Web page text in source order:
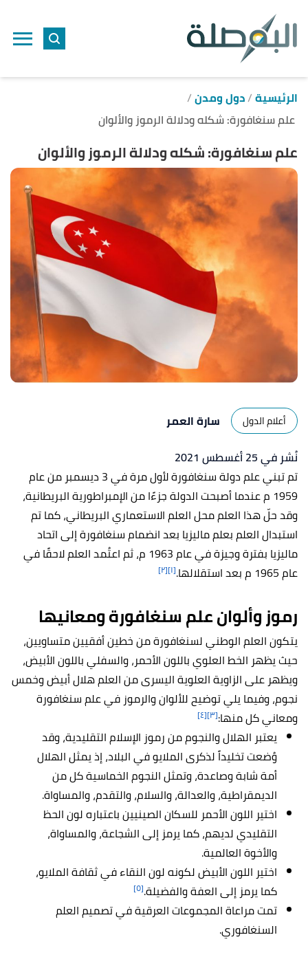
الرئيسية دول ومدن
علم سنغافورة: شكله ودلالة الرموز والألوان
علم سنغافورة: شكله ودلالة الرموز والألوان
أعلام الدول
سارة العمر
نُشر في 25 أغسطس 2021
تم تبني علم دولة سنغافورة لأول مرة في 3 ديسمبر من عام
1959 م عندما أصبحت الدولة جزءًا من الإمبراطورية البريطانية،
وقد حلّ هذا العلم محل العلم الاستعماري البريطاني، كما تم
استبدال العلم بعلم ماليزيا بعد انضمام سنغافورة إلى اتحاد
ماليزيا بفترة وجيزة في عام 1963 م، ثم اعتُمد العلم لاحقًا في
عام 1965 م بعد استقلالها.
[١] [٢]
رموز وألوان علم سنغافورة ومعانيها
يتكون العلم الوطني لسنغافورة من خطين أفقيين متساويين،
حيث يظهر الخط العلوي باللون الأحمر، والسفلي باللون الأبيض،
ويظهر على الزاوية العلوية اليسرى من العلم هلال أبيض وخمس
نجوم، وفيما يلي توضيح للألوان والرموز في علم سنغافورة
ومعاني كل منها:[٣] [٤]
يعتبر الهلال والنجوم من رموز الإسلام التقليدية، وقد
وُضعت تخليداً لذكرى الملايو في البلاد، إذ يمثل الهلال
أمة شابة وصاعدة، وتمثل النجوم الخماسية كل من
الديمقراطية، والعدالة، والسلام، والتقدم، والمساواة.
اختير اللون الأحمر للسكان الصينيين باعتباره لون الحظ
التقليدي لديهم، كما يرمز إلى الشجاعة، والمساواة،
والأخوة العالمية.
اختير اللون الأبيض لكونه لون النقاء في ثقافة الملايو،
كما يرمز إلى العفة والفضيلة.[٥]
تمت مراعاة المجموعات العرقية في تصميم العلم
السنغافوري.